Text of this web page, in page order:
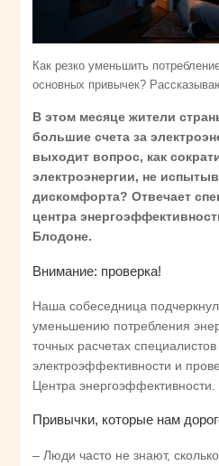
Как резко уменьшить
основных привычек?
В этом месяце жители
большие счета за
выходит вопрос, как
электроэнергии, не
дискомфорта? Отвечает
центра
Блодоне.
Внимание: проверка!
Наша собеседница
уменьшению потребления
точных расчетах
электроэффективности и
Центра энергоэффективности.
Привычки, которые нам
– Люди часто не знают,